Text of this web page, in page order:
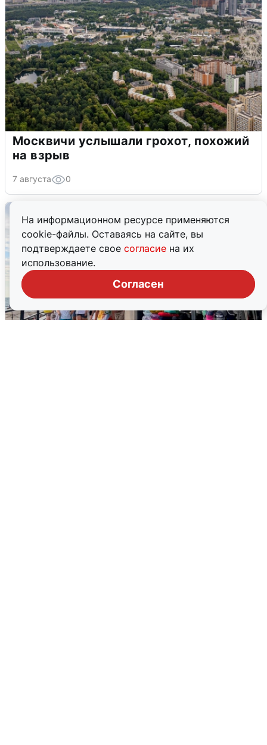
На информационном ресурсе применяются
cookie-файлы. Оставаясь на сайте, вы
подтверждаете свое согласие на их
использование.
Согласен
МЧС ответило на сообщения о
грохоте в Москве
7 августа 0
Москвичи услышали грохот, похожий